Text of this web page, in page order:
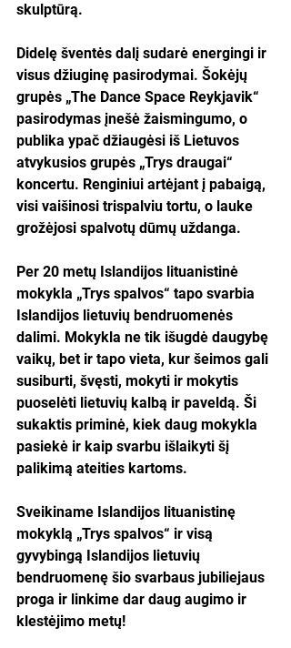
skulptūrą.
Didelę šventės dalį sudarė energingi ir
visus džiuginę pasirodymai. Šokėjų
grupės „The Dance Space Reykjavik“
pasirodymas įnešė žaismingumo, o
publika ypač džiaugėsi iš Lietuvos
atvykusios grupės „Trys draugai“
koncertu. Renginiui artėjant į pabaigą,
visi vaišinosi trispalviu tortu, o lauke
grožėjosi spalvotų dūmų uždanga.
Per 20 metų Islandijos lituanistinė
mokykla „Trys spalvos“ tapo svarbia
Islandijos lietuvių bendruomenės
dalimi. Mokykla ne tik išugdė daugybę
vaikų, bet ir tapo vieta, kur šeimos gali
susiburti, švęsti, mokyti ir mokytis
puoselėti lietuvių kalbą ir paveldą. Ši
sukaktis priminė, kiek daug mokykla
pasiekė ir kaip svarbu išlaikyti šį
palikimą ateities kartoms.
Sveikiname Islandijos lituanistinę
mokyklą „Trys spalvos“ ir visą
gyvybingą Islandijos lietuvių
bendruomenę šio svarbaus jubiliejaus
proga ir linkime dar daug augimo ir
klestėjimo metų!